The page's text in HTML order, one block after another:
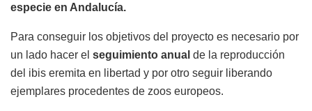
especie en Andalucía.
Para conseguir los objetivos del proyecto es necesario por
un lado hacer el seguimiento anual de la reproducción
del ibis eremita en libertad y por otro seguir liberando
ejemplares procedentes de zoos europeos.